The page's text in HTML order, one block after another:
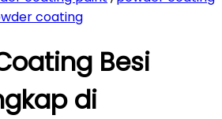
coating
Besi
di